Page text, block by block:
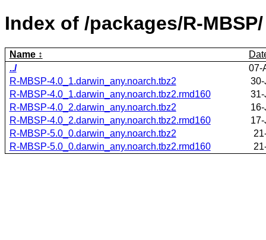
Index of /packages/R-MBSP/
Name
../
07-
R-MBSP-4.0_1.darwin_any.noarch.tbz2
R-MBSP-4.0_1.darwin_any.noarch.tbz2.rmd160
R-MBSP-4.0_2.darwin_any.noarch.tbz2
R-MBSP-4.0_2.darwin_any.noarch.tbz2.rmd160
R-MBSP-5.0_0.darwin_any.noarch.tbz2
R-MBSP-5.0_0.darwin_any.noarch.tbz2.rmd160